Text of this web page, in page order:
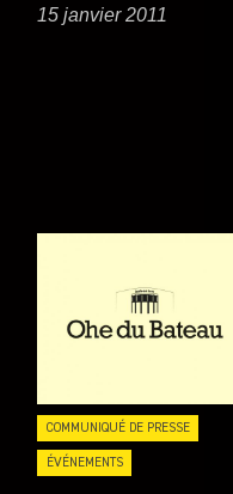
15 janvier 2011
COMMUNIQUÉ DE PRESSE
ÉVÉNEMENTS